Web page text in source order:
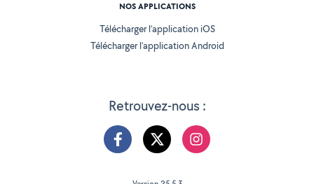
Retrouvez-nous :
NOS APPLICATIONS
Télécharger l’application iOS
Télécharger l’application Android